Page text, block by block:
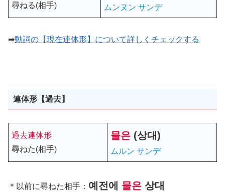
尋ねる(相手)
ムンヌン サンデ
➡動詞の【現在連体形】について詳しくチェックする
連体形【過去】
過去連体形
尋ねた(相手)
물은 (상대)
ムルン サンデ
＊以前に尋ねた相手： 예전에 물은 상대